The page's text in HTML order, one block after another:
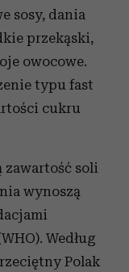
sosy, dania
przekąski,
owocowe.
typu fast
cukru
zawartość soli
wynoszą
Według
Polak